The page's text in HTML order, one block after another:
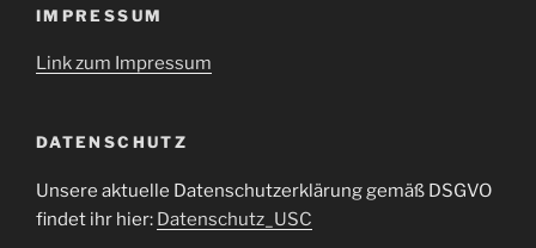
IMPRESSUM
Link zum Impressum
DATENSCHUTZ
Unsere aktuelle Datenschutzerklärung gemäß DSGVO
findet ihr hier: Datenschutz_USC